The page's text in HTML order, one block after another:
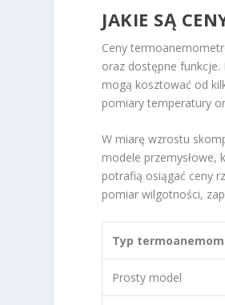
JAKIE SĄ
Ceny
oraz dostępne
mogą kosztować od
pomiary temperatury
W miarę wzrostu
modele przemysłowe,
potrafią osiągać ceny
pomiar wilgotności,
Typ
Prosty model